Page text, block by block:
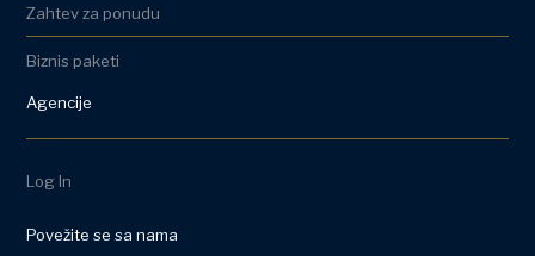
Zahtev za ponudu
Biznis paketi
Agencije
Log In
Povežite se sa nama